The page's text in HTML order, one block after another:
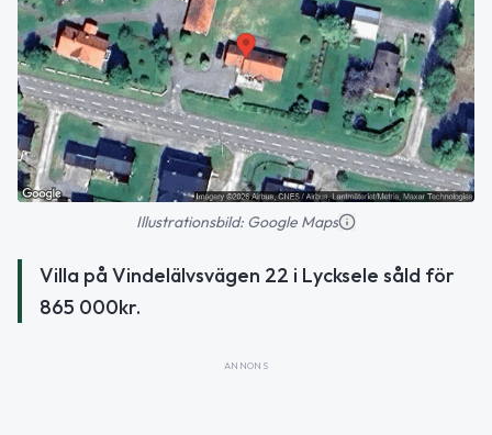
Illustrationsbild: Google Maps
Villa på Vindelälvsvägen 22 i Lycksele såld för
865 000kr.
ANNONS